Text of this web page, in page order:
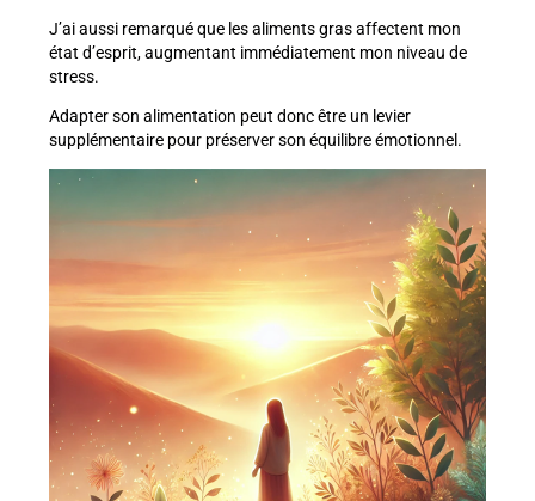
J’ai aussi remarqué que les aliments gras affectent mon
état d’esprit, augmentant immédiatement mon niveau de
stress.
Adapter son alimentation peut donc être un levier
supplémentaire pour préserver son équilibre émotionnel.